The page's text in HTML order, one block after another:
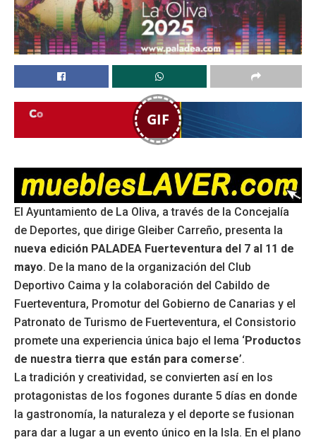
GIF
El Ayuntamiento de La Oliva, a través de la Concejalía
de Deportes, que dirige Gleiber Carreño, presenta la
nueva edición PALADEA Fuerteventura del 7 al 11 de
mayo. De la mano de la organización del Club
Deportivo Caima y la colaboración del Cabildo de
Fuerteventura, Promotur del Gobierno de Canarias y el
Patronato de Turismo de Fuerteventura, el Consistorio
promete una experiencia única bajo el lema ‘Productos
de nuestra tierra que están para comerse’.
La tradición y creatividad, se convierten así en los
protagonistas de los fogones durante 5 días en donde
la gastronomía, la naturaleza y el deporte se fusionan
para dar a lugar a un evento único en la Isla. En el plano